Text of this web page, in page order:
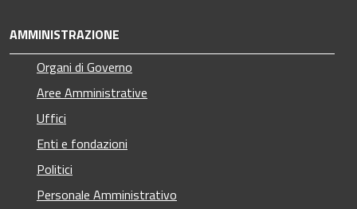
AMMINISTRAZIONE
Organi di Governo
Aree Amministrative
Uffici
Enti e fondazioni
Politici
Personale Amministrativo